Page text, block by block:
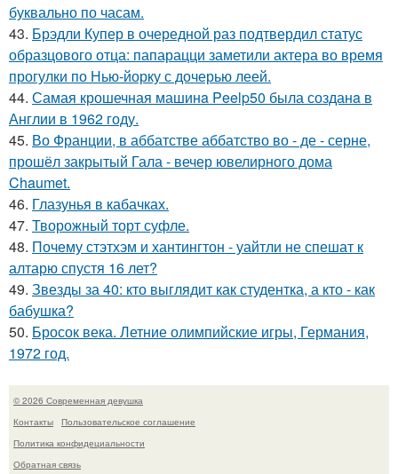
буквально по часам.
43. Брэдли Купер в очередной раз подтвердил статус
образцового отца: папарацци заметили актера во время
прогулки по Нью-йорку с дочерью леей.
44. Самая крошечная машинa Peelp50 была созданa в
Англии в 1962 году.
45. Во Франции, в аббатстве аббатство во - де - серне,
прошёл закрытый Гала - вечер ювелирного дома
Chaumet.
46. Глазунья в кабачках.
47. Творожный торт суфле.
48. Почему стэтхэм и хантингтон - уайтли не спешат к
алтарю спустя 16 лет?
49. Звезды за 40: кто выглядит как студентка, а кто - как
бабушка?
50. Бросок века. Летние олимпийские игры, Германия,
1972 год.
© 2026 Современная девушка
Контакты
Пользовательское соглашение
Политика конфидециальности
Обратная связь